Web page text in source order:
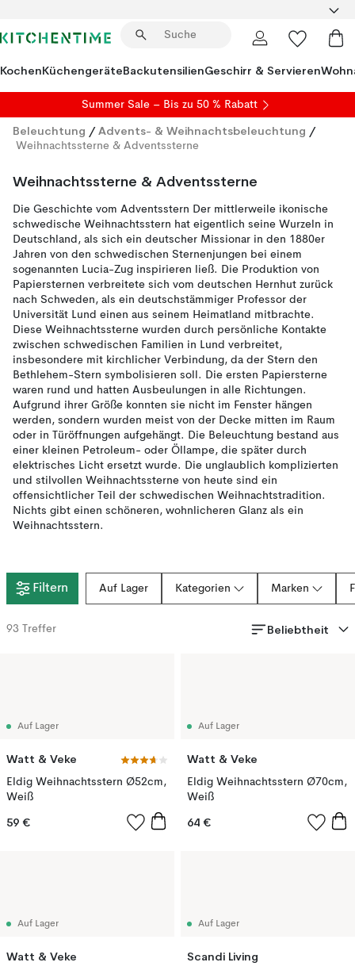
KochenKüchengeräteBackutensilienGeschirr & Servieren
Summer Sale – Bis zu 50 % Rabatt
Beleuchtung / Advents- & Weihnachtsbeleuchtung /
Weihnachtssterne & Adventssterne
Weihnachtssterne & Adventssterne
Die Geschichte vom Adventsstern Der mittlerweile ikonische
schwedische Weihnachtsstern hat eigentlich seine Wurzeln in
Deutschland, als sich ein deutscher Missionar in den 1880er
Jahren von den schwedischen Sternenjungen bei einem
sogenannten Lucia-Zug inspirieren ließ. Die Produktion von
Papiersternen verbreitete sich vom deutschen Hernhut zurück
nach Schweden, als ein deutschstämmiger Professor der
Universität Lund einen aus seinem Heimatland mitbrachte.
Diese Weihnachtssterne wurden durch persönliche Kontakte
zwischen schwedischen Familien in Lund verbreitet,
insbesondere mit kirchlicher Verbindung, da der Stern den
Bethlehem-Stern symbolisieren soll. Die ersten Papiersterne
waren rund und hatten Ausbeulungen in alle Richtungen.
Aufgrund ihrer Größe konnten sie nicht im Fenster hängen
werden, sondern wurden meist von der Decke mitten im Raum
oder in Türöffnungen aufgehängt. Die Beleuchtung bestand aus
einer kleinen Petroleum- oder Öllampe, die später durch
elektrisches Licht ersetzt wurde. Die unglaublich komplizierten
und stilvollen Weihnachtssterne von heute sind ein
offensichtlicher Teil der schwedischen Weihnachtstradition.
Nichts gibt einen schöneren, wohnlicheren Glanz als ein
Weihnachtsstern.
Filtern Auf Lager Kategorien Marken
93 Treffer Beliebtheit
Auf Lager
Watt & Veke
Eldig Weihnachtsstern Ø52cm,
Weiß
59 €
Auf Lager
Watt & Veke
Eldig Weihnachtsstern Ø70cm,
Weiß
64 €
Auf Lager
Watt & Veke
Auf Lager
Scandi Living